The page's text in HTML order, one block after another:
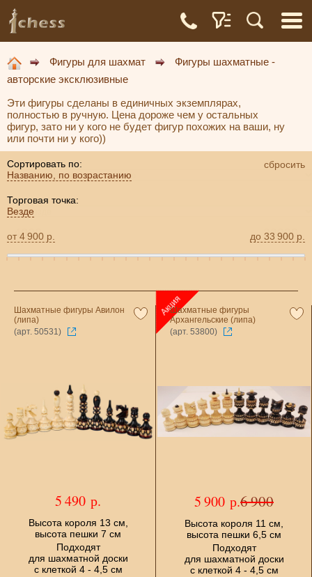
Фигуры для шахмат
Фигуры шахматные -
авторские эксклюзивные
Эти фигуры сделаны в единичных экземплярах,
полностью в ручную. Цена дороже чем у остальных
фигур, зато ни у кого не будет фигур похожих на ваши, ну
или почти ни у кого))
Сортировать по:
Названию, по возрастанию
Торговая точка:
Везде
от 4 900 р. до 33 900 р.
сбросить
Шахматные фигуры Авилон
(липа)
(арт. 50531)
5 490 р.
Высота короля 13 см,
высота пешки 7 см
Подходят
для шахматной доски
с клеткой 4 - 4,5 см
Шахматные фигуры
Архангельские (липа)
(арт. 53800)
6 900
5 900 р.
Высота короля 11 см,
высота пешки 6,5 см
Подходят
для шахматной доски
с клеткой 4 - 4,5 см